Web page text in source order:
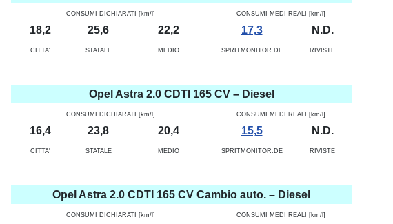
CONSUMI DICHIARATI [km/l] CONSUMI MEDI REALI [km/l]
18,2 25,6 22,2 17,3 N.D.
CITTA' STATALE MEDIO SPRITMONITOR.DE RIVISTE
Opel Astra 2.0 CDTI 165 CV – Diesel
CONSUMI DICHIARATI [km/l] CONSUMI MEDI REALI [km/l]
16,4 23,8 20,4 15,5 N.D.
CITTA' STATALE MEDIO SPRITMONITOR.DE RIVISTE
Opel Astra 2.0 CDTI 165 CV Cambio auto. – Diesel
CONSUMI DICHIARATI [km/l] CONSUMI MEDI REALI [km/l]